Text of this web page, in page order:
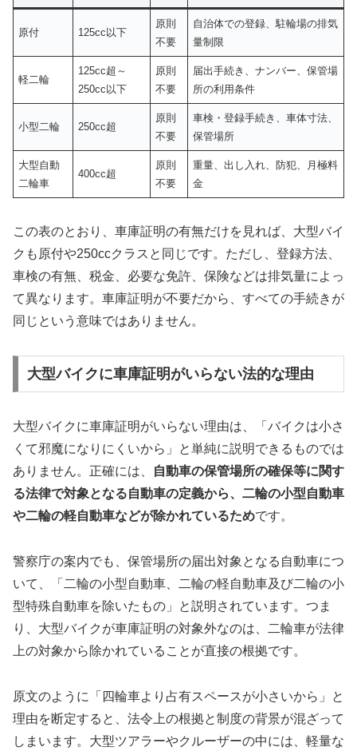
原付 125cc以下
原則
不要
自治体での登録、駐輪場の排気
量制限
軽二輪
125cc超～
250cc以下
原則
不要
届出手続き、ナンバー、保管場
所の利用条件
小型二輪 250cc超
原則
不要
車検・登録手続き、車体寸法、
保管場所
大型自動
二輪車
400cc超
原則
不要
重量、出し入れ、防犯、月極料
金
この表のとおり、車庫証明の有無だけを見れば、大型バイ
クも原付や250ccクラスと同じです。ただし、登録方法、
車検の有無、税金、必要な免許、保険などは排気量によっ
て異なります。車庫証明が不要だから、すべての手続きが
同じという意味ではありません。
大型バイクに車庫証明がいらない法的な理由
大型バイクに車庫証明がいらない理由は、「バイクは小さ
くて邪魔になりにくいから」と単純に説明できるものでは
ありません。正確には、
自動車の保管場所の確保等に関す
る法律で対象となる自動車の定義から、二輪の小型自動車
や二輪の軽自動車などが除かれているためです。
警察庁の案内でも、保管場所の届出対象となる自動車につ
いて、「二輪の小型自動車、二輪の軽自動車及び二輪の小
型特殊自動車を除いたもの」と説明されています。つま
り、大型バイクが車庫証明の対象外なのは、二輪車が法律
上の対象から除かれていることが直接の根拠です。
原文のように「四輪車より占有スペースが小さいから」と
理由を断定すると、法令上の根拠と制度の背景が混ざって
しまいます。大型ツアラーやクルーザーの中には、軽量な